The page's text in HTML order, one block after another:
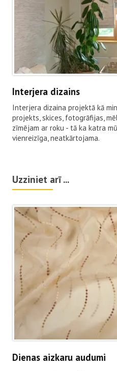
Interjera dizains
Interjera dizaina projektā kā
projekts, skices, fotogrāfijas,
zīmējam ar roku - tā ka katra
vienreizīga, neatkārtojama.
Uzziniet arī ...
Dienas aizkaru audumi